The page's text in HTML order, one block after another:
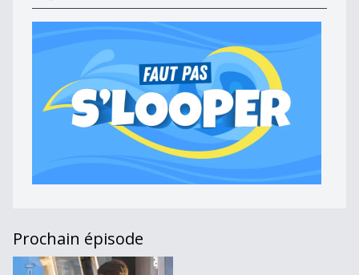
Prochain épisode
Le quiz qui met votre complicité à rude épreuve